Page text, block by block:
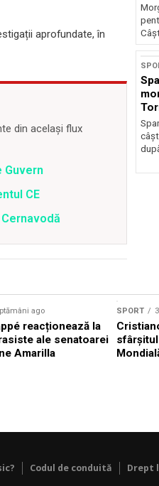
aprofundate, în
din același flux
Guvern
CE
ago
reacționează la
ale senatoarei
Amarilla
SPORT
Codul de conduită Drept